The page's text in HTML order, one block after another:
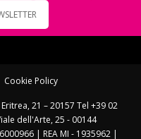
Cookie Policy
21 – 20157 Tel +39 02
dell'Arte, 25 - 00144
| REA MI - 1935962 |